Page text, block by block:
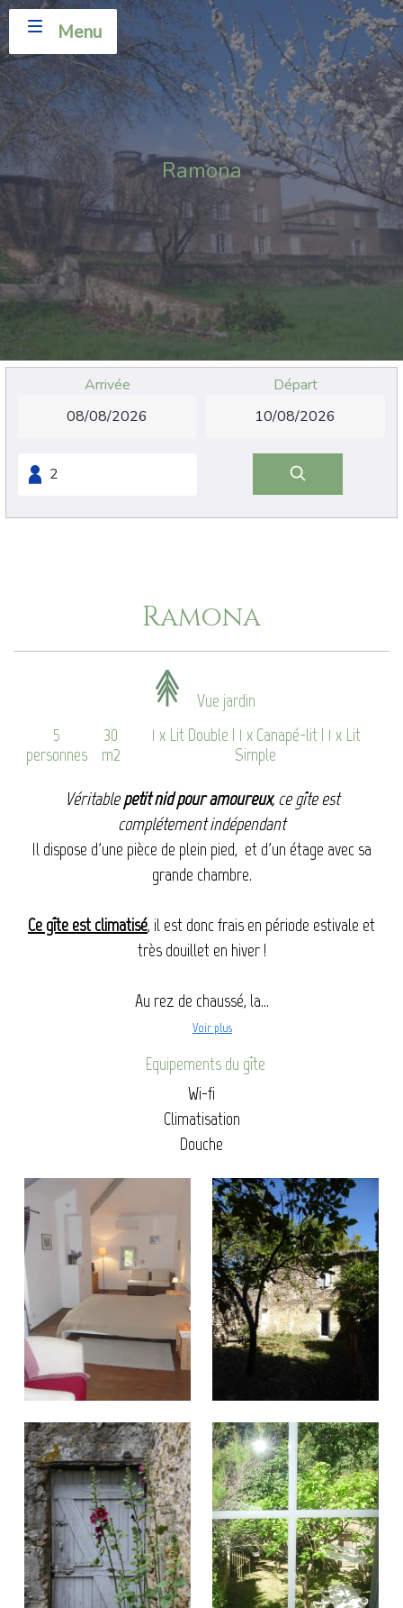
Menu
Ramona
Arrivée Départ
Ramona
Vue jardin
5
personnes
30
m2
1 x Lit Double | 1 x Canapé-lit | 1 x Lit
Simple
Véritablepetit nid pour amoureux, ce gîte est
complétement indépendant
Il dispose d'une pièce de plein pied, et d'un étage avec sa
grande chambre.
Ce gîte est climatisé, il est donc frais en période estivale et
très douillet en hiver !
Au rez de chaussé, la...
Voir plus
Equipements du gîte
Wi-fi
Climatisation
Douche